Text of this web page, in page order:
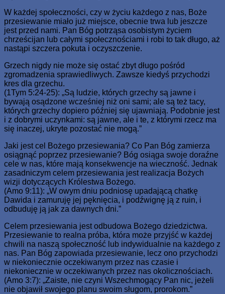
W każdej społeczności, czy w życiu każdego z nas, Boże
przesiewanie miało już miejsce, obecnie trwa lub jeszcze
jest przed nami. Pan Bóg potrząsa osobistym życiem
chrześcijan lub całymi społecznościami i robi to tak długo, aż
nastąpi szczera pokuta i oczyszczenie.
Grzech nigdy nie może się ostać zbyt długo pośród
zgromadzenia sprawiedliwych. Zawsze kiedyś przychodzi
kres dla grzechu.
(1Tym 5:24-25): „Są ludzie, których grzechy są jawne i
bywają osądzone wcześniej niż oni sami; ale są też tacy,
których grzechy dopiero później się ujawniają. Podobnie jest
i z dobrymi uczynkami: są jawne, ale i te, z którymi rzecz ma
się inaczej, ukryte pozostać nie mogą.”
Jaki jest cel Bożego przesiewania? Co Pan Bóg zamierza
osiągnąć poprzez przesiewanie? Bóg osiąga swoje doraźne
cele w nas, które mają konsekwencje na wieczność. Jednak
zasadniczym celem przesiewania jest realizacja Bożych
wizji dotyczących Królestwa Bożego.
(Amo 9:11): „W owym dniu podniosę upadającą chatkę
Dawida i zamuruję jej pęknięcia, i podźwignę ją z ruin, i
odbuduję ją jak za dawnych dni.”
Celem przesiewania jest odbudowa Bożego dziedzictwa.
Przesiewanie to realna próba, która może przyjść w każdej
chwili na naszą społeczność lub indywidualnie na każdego z
nas. Pan Bóg zapowiada przesiewanie, lecz ono przychodzi
w niekoniecznie oczekiwanym przez nas czasie i
niekoniecznie w oczekiwanych przez nas okolicznościach.
(Amo 3:7): „Zaiste, nie czyni Wszechmogący Pan nic, jeżeli
nie objawił swojego planu swoim sługom, prorokom.”